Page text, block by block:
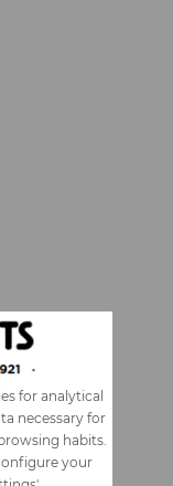
for analytical
necessary for
habits.
your